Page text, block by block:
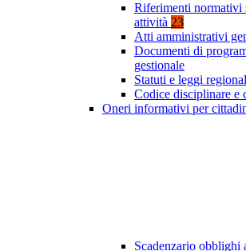
Riferimenti normativi
attività 23
Atti amministrativi
Documenti di
gestionale
Statuti e leggi
Codice disciplinare e
Oneri informativi per
Scadenzario obblighi